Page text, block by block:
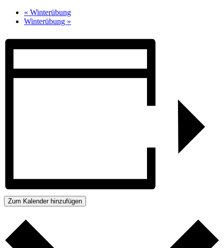
« Winterübung
Winterübung »
Zum Kalender hinzufügen